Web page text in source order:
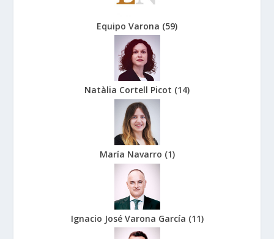
Equipo Varona (59)
Natàlia Cortell Picot (14)
María Navarro (1)
Ignacio José Varona García (11)